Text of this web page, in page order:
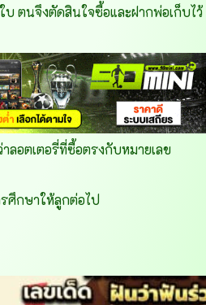
บ ตนจึงตัดสินใจซื้อและฝากพ่อเก็บไว้
ลอตเตอรี่ที่ซื้อตรงกับหมายเลข
ศึกษาให้ลูกต่อไป